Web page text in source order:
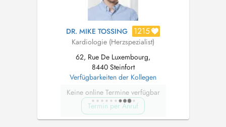
DR. MIKE TOSSING 1215
Kardiologie (Herzspezialist)
62, Rue De Luxembourg,
8440 Steinfort
Verfügbarkeiten der Kollegen
Keine online Termine verfügbar
Termin per Anruf